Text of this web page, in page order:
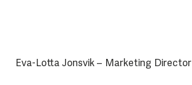
Eva-Lotta Jonsvik – Marketing Director